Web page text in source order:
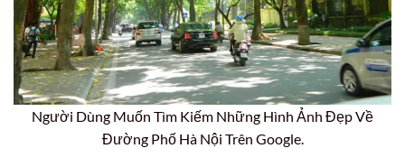
Người Dùng Muốn Tìm Kiếm Những Hình Ảnh Đẹp Về
Đường Phố Hà Nội Trên Google.